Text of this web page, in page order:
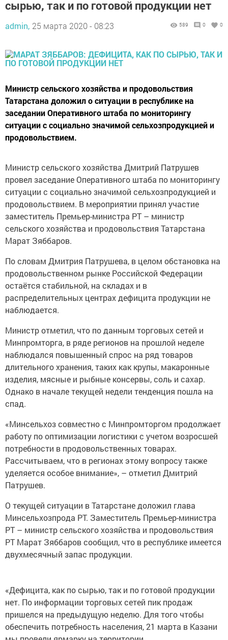
сырью, так и по готовой продукции нет
admin, 25 марта 2020 - 08:23 589 0 0
Министр сельского хозяйства и продовольствия
Татарстана доложил о ситуации в республике на
заседании Оперативного штаба по мониторингу
ситуации с социально значимой сельхозпродукцией и
продовольствием.
Министр сельского хозяйства Дмитрий Патрушев
провел заседание Оперативного штаба по мониторингу
ситуации с социально значимой сельхозпродукцией и
продовольствием. В мероприятии принял участие
заместитель Премьер-министра РТ – министр
сельского хозяйства и продовольствия Татарстана
Марат Зяббаров.
По словам Дмитрия Патрушева, в целом обстановка на
продовольственном рынке Российской Федерации
остаётся стабильной, на складах и в
распределительных центрах дефицита продукции не
наблюдается.
Министр отметил, что по данным торговых сетей и
Минпромторга, в ряде регионов на прошлой неделе
наблюдался повышенный спрос на ряд товаров
длительного хранения, таких как крупы, макаронные
изделия, мясные и рыбные консервы, соль и сахар.
Однако в начале текущей недели тенденция пошла на
спад.
«Минсельхоз совместно с Минпромторгом продолжает
работу по оптимизации логистики с учетом возросшей
потребности в продовольственных товарах.
Рассчитываем, что в регионах этому вопросу также
уделяется особое внимание», – отметил Дмитрий
Патрушев.
О текущей ситуации в Татарстане доложил глава
Минсельхозпрода РТ. Заместитель Премьер-министра
РТ – министр сельского хозяйства и продовольствия
РТ Марат Зяббаров сообщил, что в республике имеется
двухмесячный запас продукции.
«Дефицита, как по сырью, так и по готовой продукции
нет. По информации торговых сетей пик продаж
пришелся на предыдущую неделю. Для того чтобы
обеспечить потребность населения, 21 марта в Казани